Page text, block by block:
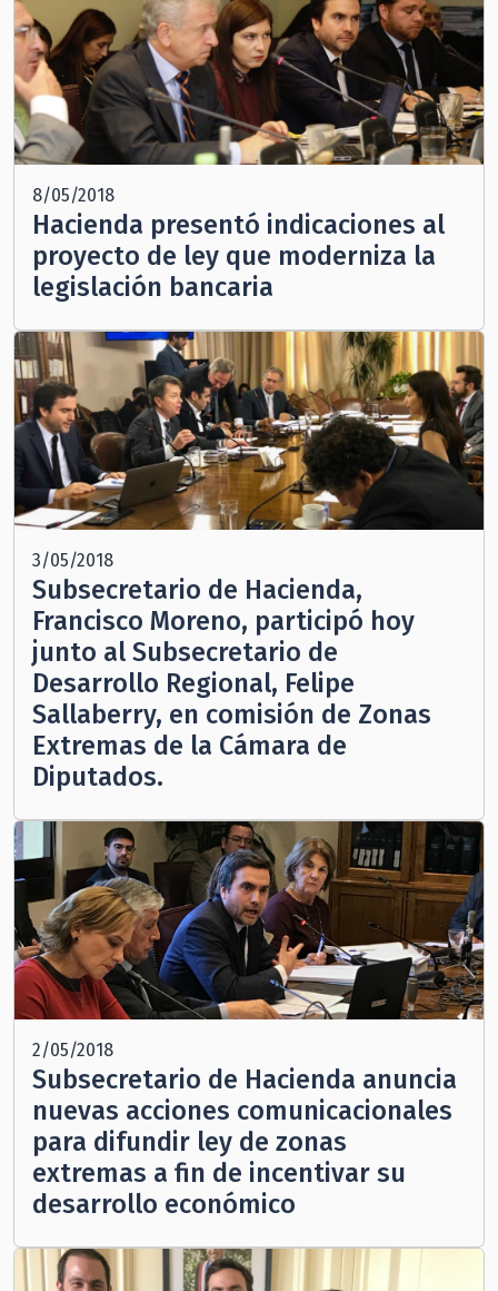
8/05/2018
Hacienda presentó indicaciones al
proyecto de ley que moderniza la
legislación bancaria
3/05/2018
Subsecretario de Hacienda,
Francisco Moreno, participó hoy
junto al Subsecretario de
Desarrollo Regional, Felipe
Sallaberry, en comisión de Zonas
Extremas de la Cámara de
Diputados.
2/05/2018
Subsecretario de Hacienda anuncia
nuevas acciones comunicacionales
para difundir ley de zonas
extremas a fin de incentivar su
desarrollo económico